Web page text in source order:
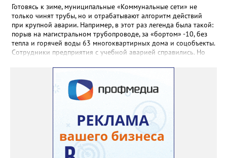
Готовясь к зиме, муниципальные «Коммунальные сети» не
только чинят трубы, но и отрабатывают алгоритм действий
при крупной аварии. Например, в этот раз легенда была такой:
порыв на магистральном трубопроводе, за «бортом» -10, без
тепла и горячей воды 63 многоквартирных дома и соцобъекты.
Сотрудники предприятия с учебной аварией справились. Но
отметили и недочёты. «Например, управляющие компании
несвоевременно приняли меры для предотвращения
“перемерзания” общей домовой тепловой сети
многоквартирного дома, отсутствовало взаимодействие с
ресурсоснабжающей организацией, ЕДДС и иными службами»,
— сообщила начальник Главного управления ГЖИ Ирина
Настенко. В следующий раз, рекомендовали в
Госжилинспекции, службы должны действовать слаженно. И
оперативно делиться информацией со всеми
заинтересованными – от поставщика тепла до конечных